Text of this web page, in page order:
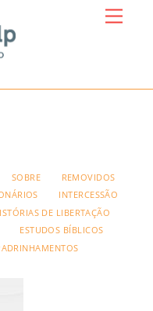
Menu
SOBRE
REMOVIDOS
INTERCESSÃO
DE LIBERTAÇÃO
ESTUDOS BÍBLICOS